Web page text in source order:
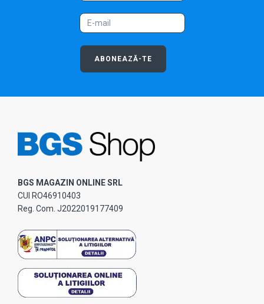
ABONEAZĂ-TE
BGS MAGAZIN ONLINE SRL
CUI RO46910403
Reg. Com. J2022019177409